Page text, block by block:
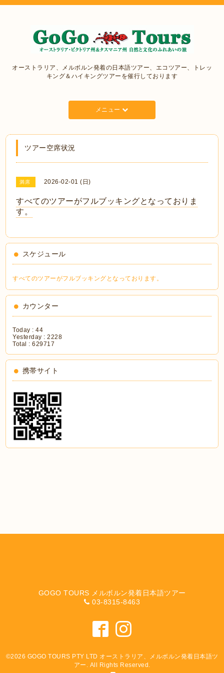
オーストラリア、メルボルン発着の日本語ツアー、エコツアー、トレッ
キング＆ハイキングツアーを催行しております
メニュー
ツアー空席状況
満席 2026-02-01 (日)
すべてのツアーがフルブッキングとなっておりま
す。
スケジュール
すべてのツアーがフルブッキングとなっております。
カウンター
Today :44
Yesterday :2228
Total :629717
携帯サイト
GOGO TOURS メルボルン発着日本語ツアー
03-8315-8463
©2026 GOGO TOURS PTY LTD オーストラリア、メルボルン発着日本語ツ
アー . All Rights Reserved.